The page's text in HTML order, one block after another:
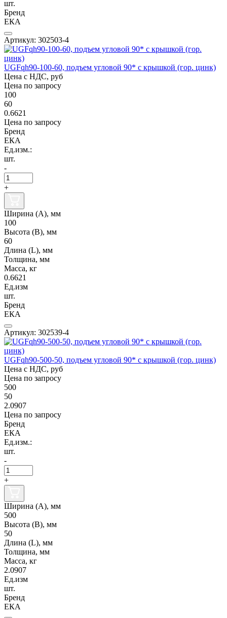
шт.
Бренд
ЕКА
Артикул: 302503-4
UGFqh90-100-60, подъем угловой 90* с крышкой (гор. цинк)
Цена с НДС, руб
Цена по запросу
100
60
0.6621
Цена по запросу
Бренд
ЕКА
Ед.изм.:
шт.
-
+
Ширина (А), мм
100
Высота (В), мм
60
Длина (L), мм
Толщина, мм
Масса, кг
0.6621
Ед.изм
шт.
Бренд
ЕКА
Артикул: 302539-4
UGFqh90-500-50, подъем угловой 90* с крышкой (гор. цинк)
Цена с НДС, руб
Цена по запросу
500
50
2.0907
Цена по запросу
Бренд
ЕКА
Ед.изм.:
шт.
-
+
Ширина (А), мм
500
Высота (В), мм
50
Длина (L), мм
Толщина, мм
Масса, кг
2.0907
Ед.изм
шт.
Бренд
ЕКА